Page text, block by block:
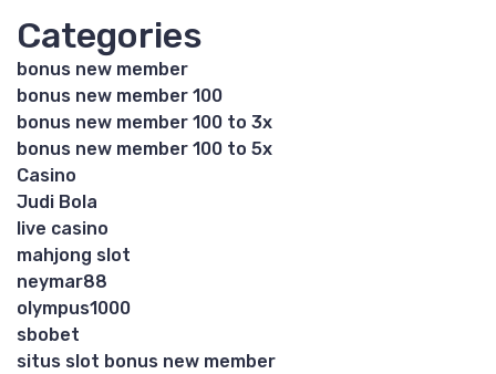
Categories
bonus new member
bonus new member 100
bonus new member 100 to 3x
bonus new member 100 to 5x
Casino
Judi Bola
live casino
mahjong slot
neymar88
olympus1000
sbobet
situs slot bonus new member